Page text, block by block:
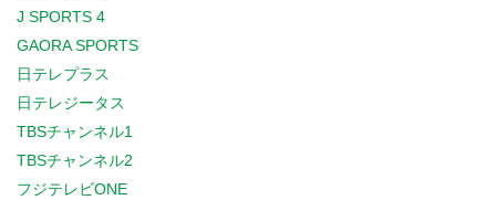
J SPORTS 4
GAORA SPORTS
日テレプラス
日テレジータス
TBSチャンネル1
TBSチャンネル2
フジテレビONE